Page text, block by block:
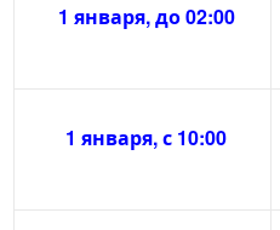
1 января, до 02:00
1 января, с 10:00